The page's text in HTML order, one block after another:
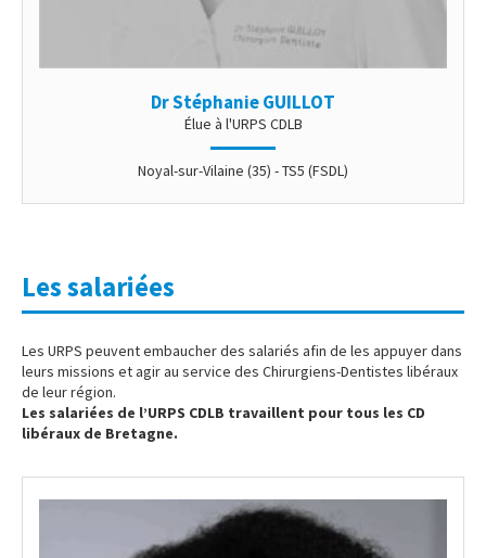
Dr Stéphanie GUILLOT
Élue à l'URPS CDLB
Noyal-sur-Vilaine (35) - TS5 (FSDL)
Les salariées
Les URPS peuvent embaucher des salariés afin de les appuyer dans
leurs missions et agir au service des Chirurgiens-Dentistes libéraux
de leur région.
Les salariées de l’URPS CDLB travaillent pour tous les CD
libéraux de Bretagne.